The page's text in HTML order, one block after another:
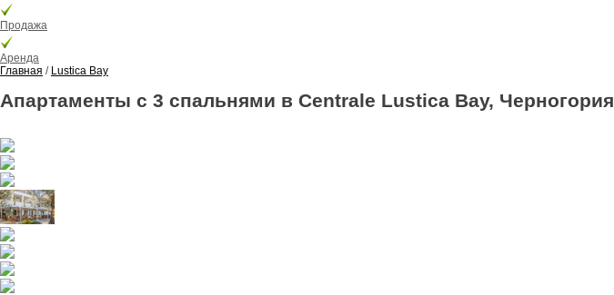
Продажа
Аренда
Главная / Lustica Bay
Апартаменты с 3 спальнями в Centrale Lustica Bay, Черногория